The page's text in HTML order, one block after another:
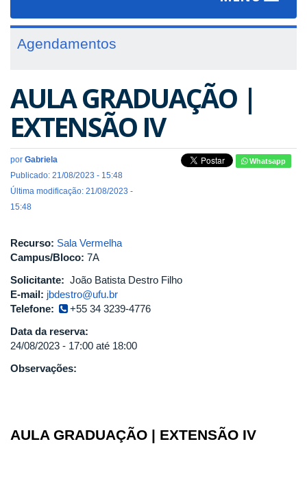
Agendamentos
AULA GRADUAÇÃO |
EXTENSÃO IV
por Gabriela
Publicado: 21/08/2023 - 15:48
Última modificação: 21/08/2023 -
15:48
Whatsapp
Recurso: Sala Vermelha
Campus/Bloco: 7A
Solicitante: João Batista Destro Filho
E-mail: jbdestro@ufu.br
Telefone:
+55 34 3239-4776
Data da reserva:
24/08/2023 - 17:00 até 18:00
Observações:
AULA GRADUAÇÃO | EXTENSÃO IV